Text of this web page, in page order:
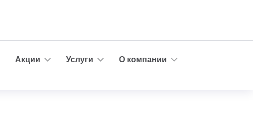
Акции Услуги
О компании